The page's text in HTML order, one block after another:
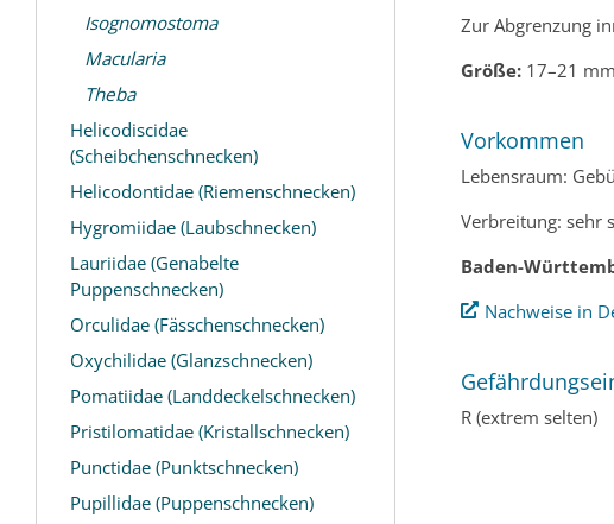
Zur Abgrenzung
Größe:17–21
Vorkommen
Lebensraum:
Verbreitung: sehr
Baden-
Nachweise in
R (extrem selten)
Isognomostoma
Macularia
Theba
Helicodiscidae
(Scheibchenschnecken)
Helicodontidae (Riemenschnecken)
Hygromiidae (Laubschnecken)
Lauriidae (Genabelte
Puppenschnecken)
Orculidae (Fässchenschnecken)
Oxychilidae (Glanzschnecken)
Pomatiidae (Landdeckelschnecken)
Pristilomatidae (Kristallschnecken)
Punctidae (Punktschnecken)
Pupillidae (Puppenschnecken)